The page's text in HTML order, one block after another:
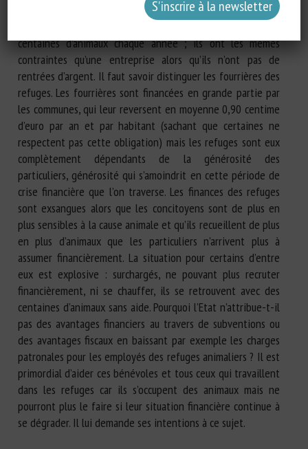
ont très peu de moyens, qui sont en très grande majorité
centaines d’animaux chaque année ; ils ont les mêmes
contraintes qu’une entreprise alors qu’ils n’ont pas de
rentrées d’argent. Il faut savoir distinguer les fourrières des
refuges. Les fourrières sont financées en grande partie par
les communes, qui leur reversent en moyenne 0,90 centime
d’euro par an et par habitant (sachant que certaines ne
respectent pas cette obligation) mais les refuges sont eux
complètement dépendants de la générosité des
particuliers, générosité qui s’amoindrit en cette période de
crise financière que l’on traverse. Les finances des refuges
sont exsangues alors que les concitoyens sont de plus en
plus sensibles à la cause animale et qu’ils recueillent de plus
en plus d’animaux que les particuliers n’arrivent plus à
assumer financièrement. La situation pour certains d’entre
eux est explosive : surchargés, ne pouvant plus recruter
financièrement, ni se chauffer, ils se retrouvent avec des
centaines d’animaux sans aide. Pourquoi l’Etat n’attribue-t-il
pas des avantages financiers au travers de subventions ou
des avantages fiscaux en baissant par exemple les charges
patronales pour les employés des refuges animaliers ? Il est
primordial d’aider ces bénévoles et tous ceux qui travaillent
dans les refuges car ils s’occupent des animaux mais ne
pourront plus le faire si leur situation financière continue à
se dégrader. Il lui demande ses intentions à ce sujet.